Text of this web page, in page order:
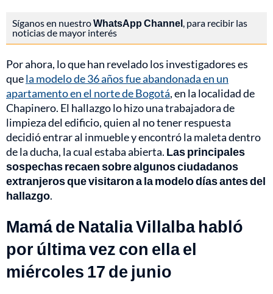
Síganos en nuestroWhatsApp Channel , para recibir las
noticias de mayor interés
Por ahora, lo que han revelado los investigadores es
quela modelo de 36 años fue abandonada en un
apartamento en el norte de Bogotá, en la localidad de
Chapinero. El hallazgo lo hizo una trabajadora de
limpieza del edificio, quien al no tener respuesta
decidió entrar al inmueble y encontró la maleta dentro
de la ducha, la cual estaba abierta. Las principales
sospechas recaen sobre algunos ciudadanos
extranjeros que visitaron a la modelo días antes del
hallazgo.
Mamá de Natalia Villalba habló
por última vez con ella el
miércoles 17 de junio